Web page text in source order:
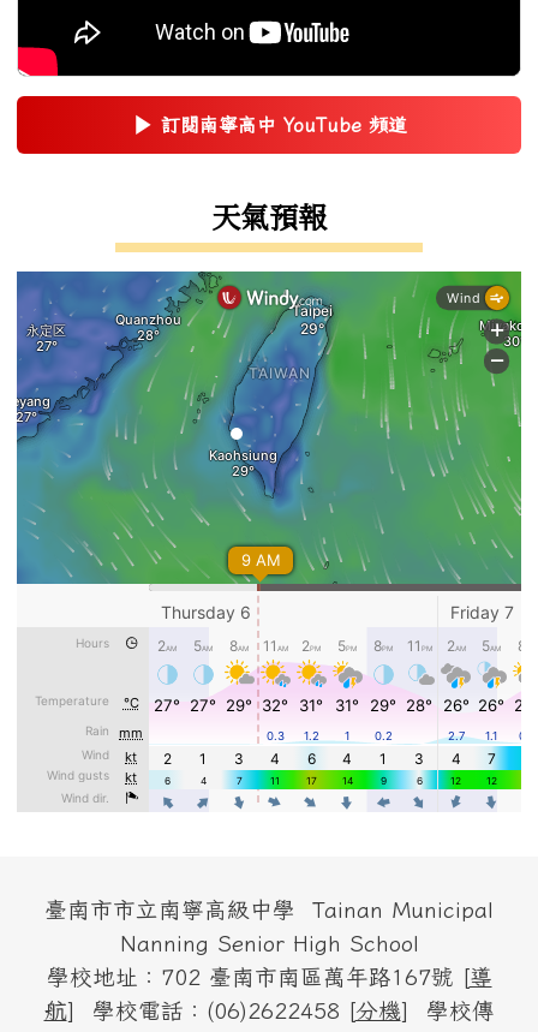
▶ 訂閱南寧高中 YouTube 頻道
(另開新視窗)
天氣預報
頁尾區域內容
臺南市市立南寧高級中學 Tainan Municipal
Nanning Senior High School
學校地址：702 臺南市南區萬年路167號 [導
航] 學校電話：(06)2622458 [分機] 學校傳